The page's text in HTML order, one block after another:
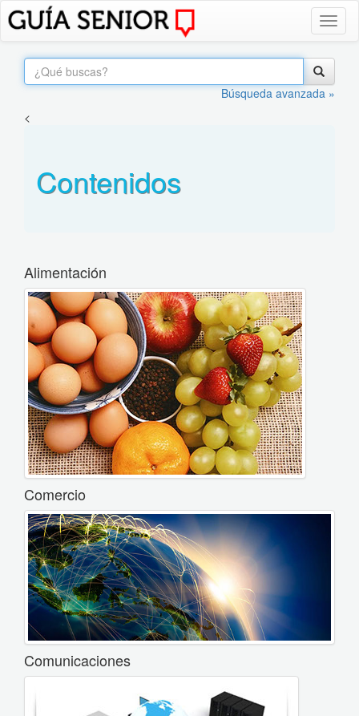
Búsqueda avanzada »
<
Contenidos
Alimentación
Comercio
Comunicaciones